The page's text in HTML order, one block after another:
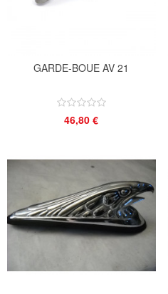
GARDE-BOUE AV 21
46,80 €